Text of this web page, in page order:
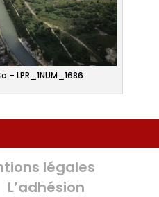
– LPR_1NUM_1686
légales
L’adhésion